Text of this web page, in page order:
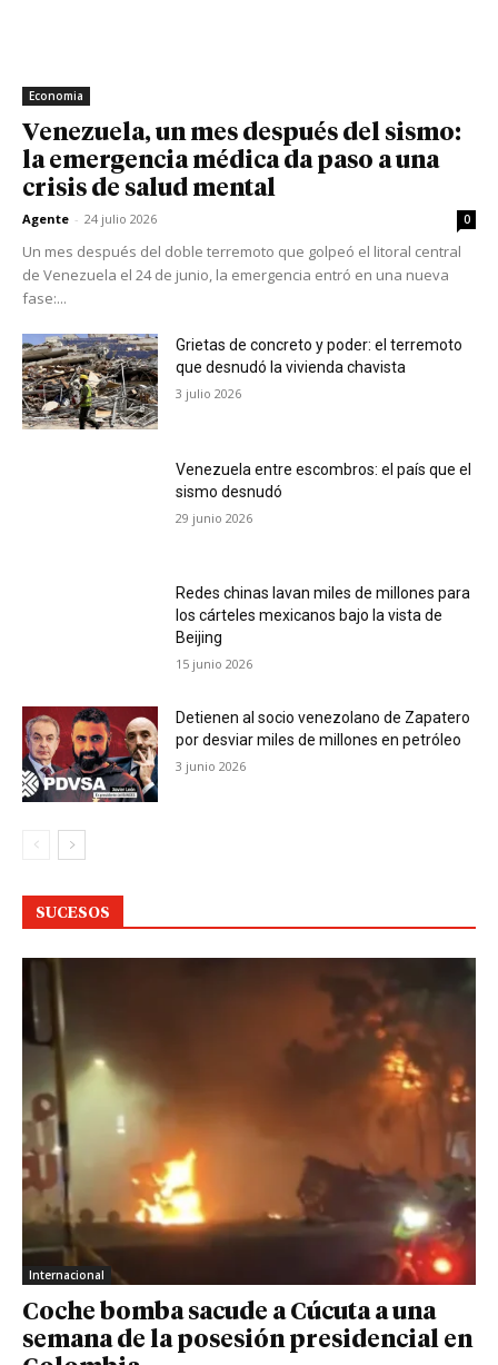
Economia
Venezuela, un mes después del sismo:
la emergencia médica da paso a una
crisis de salud mental
Agente - 24 julio 2026 0
Un mes después del doble terremoto que golpeó el litoral central
de Venezuela el 24 de junio, la emergencia entró en una nueva
fase:...
Grietas de concreto y poder: el terremoto
que desnudó la vivienda chavista
3 julio 2026
Venezuela entre escombros: el país que el
sismo desnudó
29 junio 2026
Redes chinas lavan miles de millones para
los cárteles mexicanos bajo la vista de
Beijing
15 junio 2026
Detienen al socio venezolano de Zapatero
por desviar miles de millones en petróleo
3 junio 2026
SUCESOS
Internacional
Coche bomba sacude a Cúcuta a una
semana de la posesión presidencial en